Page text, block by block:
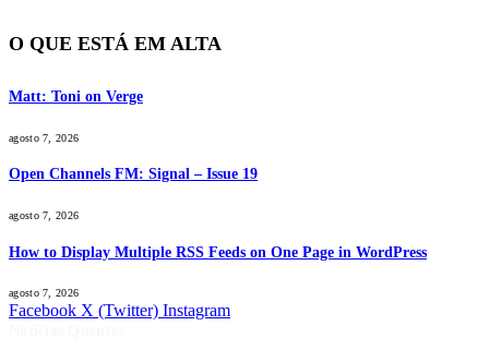
O QUE ESTÁ EM ALTA
Matt: Toni on Verge
agosto 7, 2026
Open Channels FM: Signal – Issue 19
agosto 7, 2026
How to Display Multiple RSS Feeds on One Page in WordPress
agosto 7, 2026
Facebook X (Twitter) Instagram